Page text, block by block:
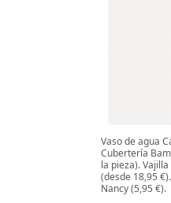
Vaso de agua
Cubertería
la pieza).
(desde 18,95
Nancy (5,95 €).